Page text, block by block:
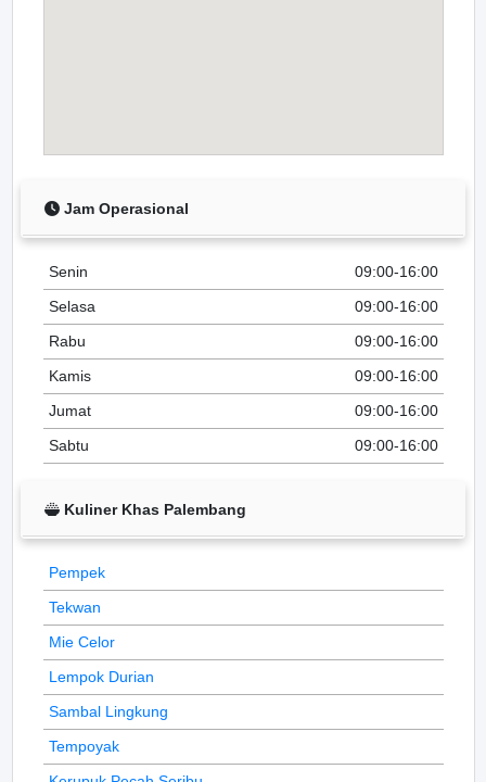
Jam Operasional
Senin
09:00-16:00
Selasa
09:00-16:00
Rabu
09:00-16:00
Kamis
09:00-16:00
Jumat
09:00-16:00
Sabtu
09:00-16:00
Kuliner Khas Palembang
Pempek
Tekwan
Mie Celor
Lempok Durian
Sambal Lingkung
Tempoyak